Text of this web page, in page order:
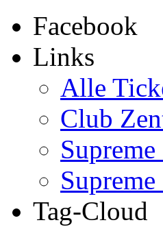
Facebook
Links
Alle
Club
Tag-Cloud